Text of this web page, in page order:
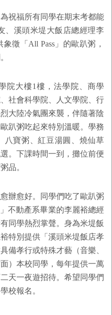
祝福所有同學在期末考都能
、溪頭米堤大飯店總經理李
徵「All Pass」的歐趴粥，
院大樓1樓，法學院、商學
社會科學院、人文學院、行
大陸冷氣團來襲，伴隨著陰
趴粥吃起來特別溫暖。學務
八寶粥、紅豆湯圓、燒仙草
。下課時間一到，攤位前便
品。
辦愈好。同學們吃了歐趴粥
不動產系畢業的李麗裕總經
同學熱烈掌聲。身為米堤飯
特別提供「溪頭米堤飯店孝
備孝行或特殊才藝（音樂、
）本校同學，每年提供一萬
天一夜遊招待。希望同學們
校報名。